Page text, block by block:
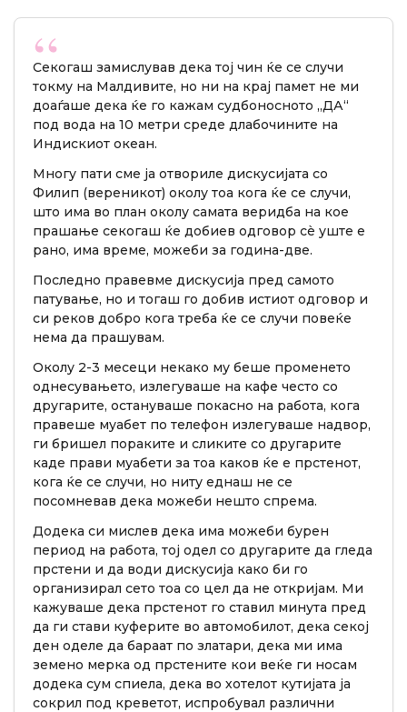
Секогаш замислував дека тој чин ќе се случи
токму на Малдивите, но ни на крај памет не ми
доаѓаше дека ќе го кажам судбоносното „ДА“
под вода на 10 метри среде длабочините на
Индискиот океан.
Многу пати сме ја отвориле дискусијата со
Филип (вереникот) околу тоа кога ќе се случи,
што има во план околу самата веридба на кое
прашање секогаш ќе добиев одговор сè уште е
рано, има време, можеби за година-две.
Последно правевме дискусија пред самото
патување, но и тогаш го добив истиот одговор и
си реков добро кога треба ќе се случи повеќе
нема да прашувам.
Околу 2-3 месеци некако му беше променето
однесувањето, излегуваше на кафе често со
другарите, остануваше покасно на работа, кога
правеше муабет по телефон излегуваше надвор,
ги бришел пораките и сликите со другарите
каде прави муабети за тоа каков ќе е прстенот,
кога ќе се случи, но ниту еднаш не се
посомневав дека можеби нешто спрема.
Додека си мислев дека има можеби бурен
период на работа, тој одел со другарите да гледа
прстени и да води дискусија како би го
организирал сето тоа со цел да не откријам. Ми
кажуваше дека прстенот го ставил минута пред
да ги стави куферите во автомобилот, дека секој
ден оделе да бараат по златари, дека ми има
земено мерка од прстените кои веќе ги носам
додека сум спиела, дека во хотелот кутијата ја
сокрил под креветот, испробувал различни